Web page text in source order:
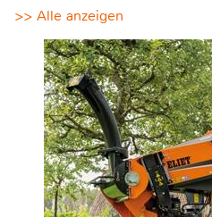
>> Alle anzeigen